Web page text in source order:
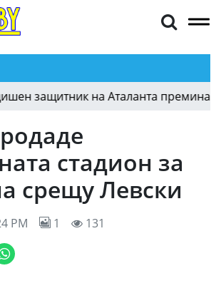
защитник на Аталанта премина в
стадион за
срещу Левски
PM 1 131